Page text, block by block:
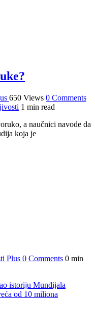
650 Views 0 Comments
1 min read
a naučnici navode da
koja je
Plus 0 Comments 0 min